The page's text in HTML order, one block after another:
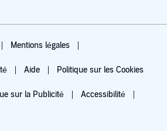
Mentions légales
Aide Politique sur les Cookies
sur la Publicité Accessibilité